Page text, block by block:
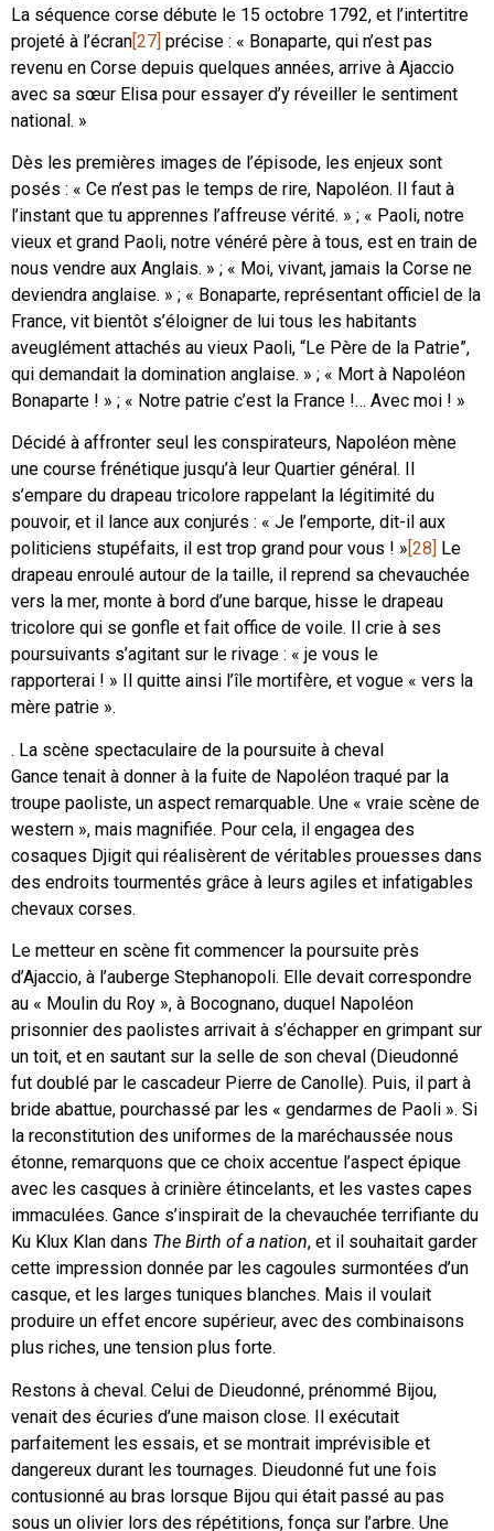
La séquence corse débute le 15 octobre 1792, et l’intertitre
projeté à l’écran[27] précise : « Bonaparte, qui n’est pas
revenu en Corse depuis quelques années, arrive à Ajaccio
avec sa sœur Elisa pour essayer d’y réveiller le sentiment
national. »
Dès les premières images de l’épisode, les enjeux sont
posés : « Ce n’est pas le temps de rire, Napoléon. Il faut à
l’instant que tu apprennes l’affreuse vérité. » ; « Paoli, notre
vieux et grand Paoli, notre vénéré père à tous, est en train de
nous vendre aux Anglais. » ; « Moi, vivant, jamais la Corse ne
deviendra anglaise. » ; « Bonaparte, représentant officiel de la
France, vit bientôt s’éloigner de lui tous les habitants
aveuglément attachés au vieux Paoli, “Le Père de la Patrie”,
qui demandait la domination anglaise. » ; « Mort à Napoléon
Bonaparte ! » ; « Notre patrie c’est la France !… Avec moi ! »
Décidé à affronter seul les conspirateurs, Napoléon mène
une course frénétique jusqu’à leur Quartier général. Il
s’empare du drapeau tricolore rappelant la légitimité du
pouvoir, et il lance aux conjurés : « Je l’emporte, dit-il aux
politiciens stupéfaits, il est trop grand pour vous ! » [28]
Le
drapeau enroulé autour de la taille, il reprend sa chevauchée
vers la mer, monte à bord d’une barque, hisse le drapeau
tricolore qui se gonfle et fait office de voile. Il crie à ses
poursuivants s’agitant sur le rivage : « je vous le
rapporterai ! » Il quitte ainsi l’île mortifère, et vogue « vers la
mère patrie ».
. La scène spectaculaire de la poursuite à cheval
Gance tenait à donner à la fuite de Napoléon traqué par la
troupe paoliste, un aspect remarquable. Une « vraie scène de
western », mais magnifiée. Pour cela, il engagea des
cosaques Djigit qui réalisèrent de véritables prouesses dans
des endroits tourmentés grâce à leurs agiles et infatigables
chevaux corses.
Le metteur en scène fit commencer la poursuite près
d’Ajaccio, à l’auberge Stephanopoli. Elle devait correspondre
au « Moulin du Roy », à Bocognano, duquel Napoléon
prisonnier des paolistes arrivait à s’échapper en grimpant sur
un toit, et en sautant sur la selle de son cheval (Dieudonné
fut doublé par le cascadeur Pierre de Canolle). Puis, il part à
bride abattue, pourchassé par les « gendarmes de Paoli ». Si
la reconstitution des uniformes de la maréchaussée nous
étonne, remarquons que ce choix accentue l’aspect épique
avec les casques à crinière étincelants, et les vastes capes
immaculées. Gance s’inspirait de la chevauchée terrifiante du
Ku Klux Klan dans The Birth of a nation, et il souhaitait garder
cette impression donnée par les cagoules surmontées d’un
casque, et les larges tuniques blanches. Mais il voulait
produire un effet encore supérieur, avec des combinaisons
plus riches, une tension plus forte.
Restons à cheval. Celui de Dieudonné, prénommé Bijou,
venait des écuries d’une maison close. Il exécutait
parfaitement les essais, et se montrait imprévisible et
dangereux durant les tournages. Dieudonné fut une fois
contusionné au bras lorsque Bijou qui était passé au pas
sous un olivier lors des répétitions, fonça sur l’arbre. Une